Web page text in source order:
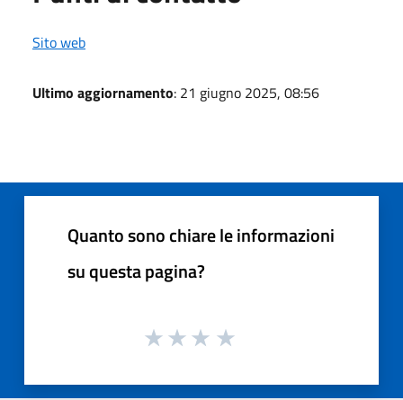
Sito web
Ultimo aggiornamento: 21 giugno 2025, 08:56
Quanto sono chiare le informazioni
su questa pagina?